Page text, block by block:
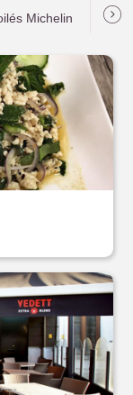
Michelin Les